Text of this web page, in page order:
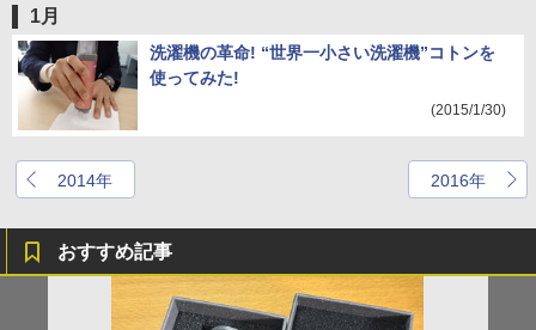
1月
洗濯機の革命! “世界一小さい洗濯機”コトンを
使ってみた!
(2015/1/30)
2014年 2016年
おすすめ記事